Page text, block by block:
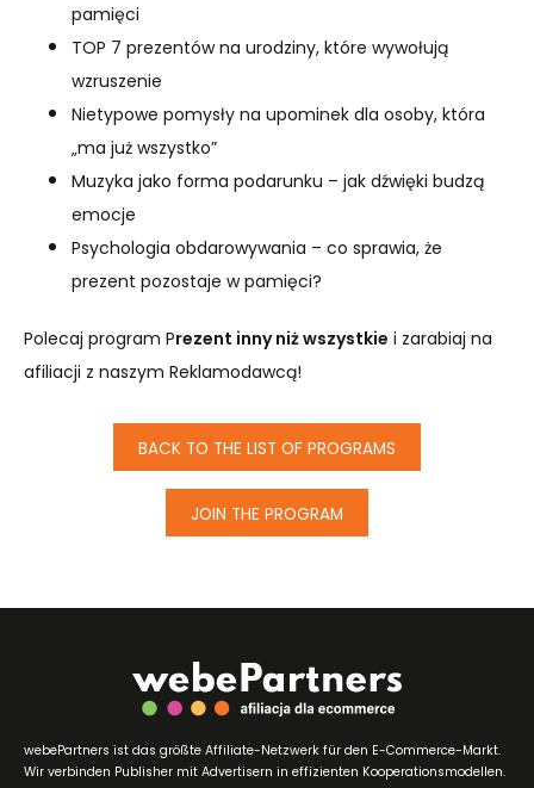
pamięci
TOP 7 prezentów na urodziny, które wywołują
wzruszenie
Nietypowe pomysły na upominek dla osoby, która
„ma już wszystko”
Muzyka jako forma podarunku – jak dźwięki budzą
emocje
Psychologia obdarowywania – co sprawia, że
prezent pozostaje w pamięci?
Polecaj program Prezent inny niż wszystkie i zarabiaj na
afiliacji z naszym Reklamodawcą!
BACK TO THE LIST OF PROGRAMS
JOIN THE PROGRAM
webePartners ist das größte Affiliate-Netzwerk für den E-Commerce-Markt.
Wir verbinden Publisher mit Advertisern in effizienten Kooperationsmodellen.